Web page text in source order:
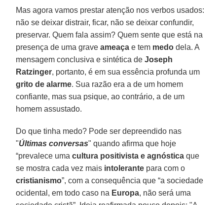
Mas agora vamos prestar atenção nos verbos usados:
não se deixar distrair, ficar, não se deixar confundir,
preservar. Quem fala assim? Quem sente que está na
presença de uma graveameaça e tem medo dela. A
mensagem conclusiva e sintética deJoseph
Ratzinger, portanto, é em sua essência profunda um
grito de alarme. Sua razão era a de um homem
confiante, mas sua psique, ao contrário, a de um
homem assustado.
Do que tinha medo? Pode ser depreendido nas
"Últimas conversas" quando afirma que hoje
“prevalece umacultura positivista e agnóstica que
se mostra cada vez mais intolerante para com o
cristianismo”, com a consequência que “a sociedade
ocidental, em todo caso na Europa, não será uma